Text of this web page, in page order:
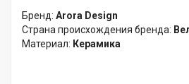
Бренд: Arora Design
Страна происхождения бренда:
Материал: Керамика